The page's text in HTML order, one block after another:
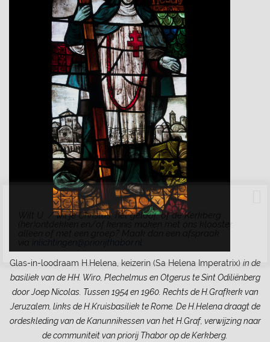
Glas-in-loodraam H.Helena, keizerin (Sa Helena Imperatrix) in de
basiliek van de HH. Wiro, Plechelmus en Otgerus te Sint Odiliënberg
door Joep Nicolas. Tussen 1954 en 1960. Rechts de H.Grafkerk van
Jeruzalem, links de H.Kruisbasiliek te Rome. De H.Helena draagt de
ordeskleding van de Kanunnikessen van het H.Graf, verwijzing naar
de communiteit van priorij Thabor op de Kerkberg.
Wilt U / wil je Christus, het geloof, of de Kerkberg
inlichtingen@priorijthabor.nl